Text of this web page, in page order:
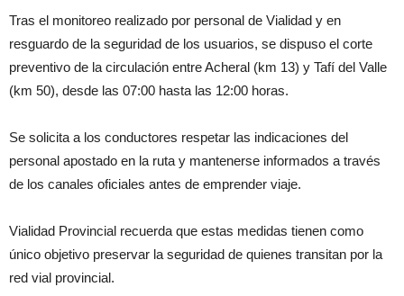
Tras el monitoreo realizado por personal de Vialidad y en
resguardo de la seguridad de los usuarios, se dispuso el corte
preventivo de la circulación entre Acheral (km 13) y Tafí del Valle
(km 50), desde las 07:00 hasta las 12:00 horas.
Se solicita a los conductores respetar las indicaciones del
personal apostado en la ruta y mantenerse informados a través
de los canales oficiales antes de emprender viaje.
Vialidad Provincial recuerda que estas medidas tienen como
único objetivo preservar la seguridad de quienes transitan por la
red vial provincial.